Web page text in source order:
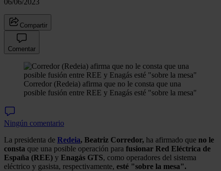
Compartir
Comentar
Corredor (Redeia) afirma que no le consta que una
posible fusión entre REE y Enagás esté "sobre la mesa"
Ningún comentario
La presidenta de Redeia, Beatriz Corredor, ha afirmado que no le
consta que una posible operación para fusionar Red Eléctrica de
España (REE) y Enagás GTS, como operadores del sistema
eléctrico y gasista, respectivamente, esté "sobre la mesa".